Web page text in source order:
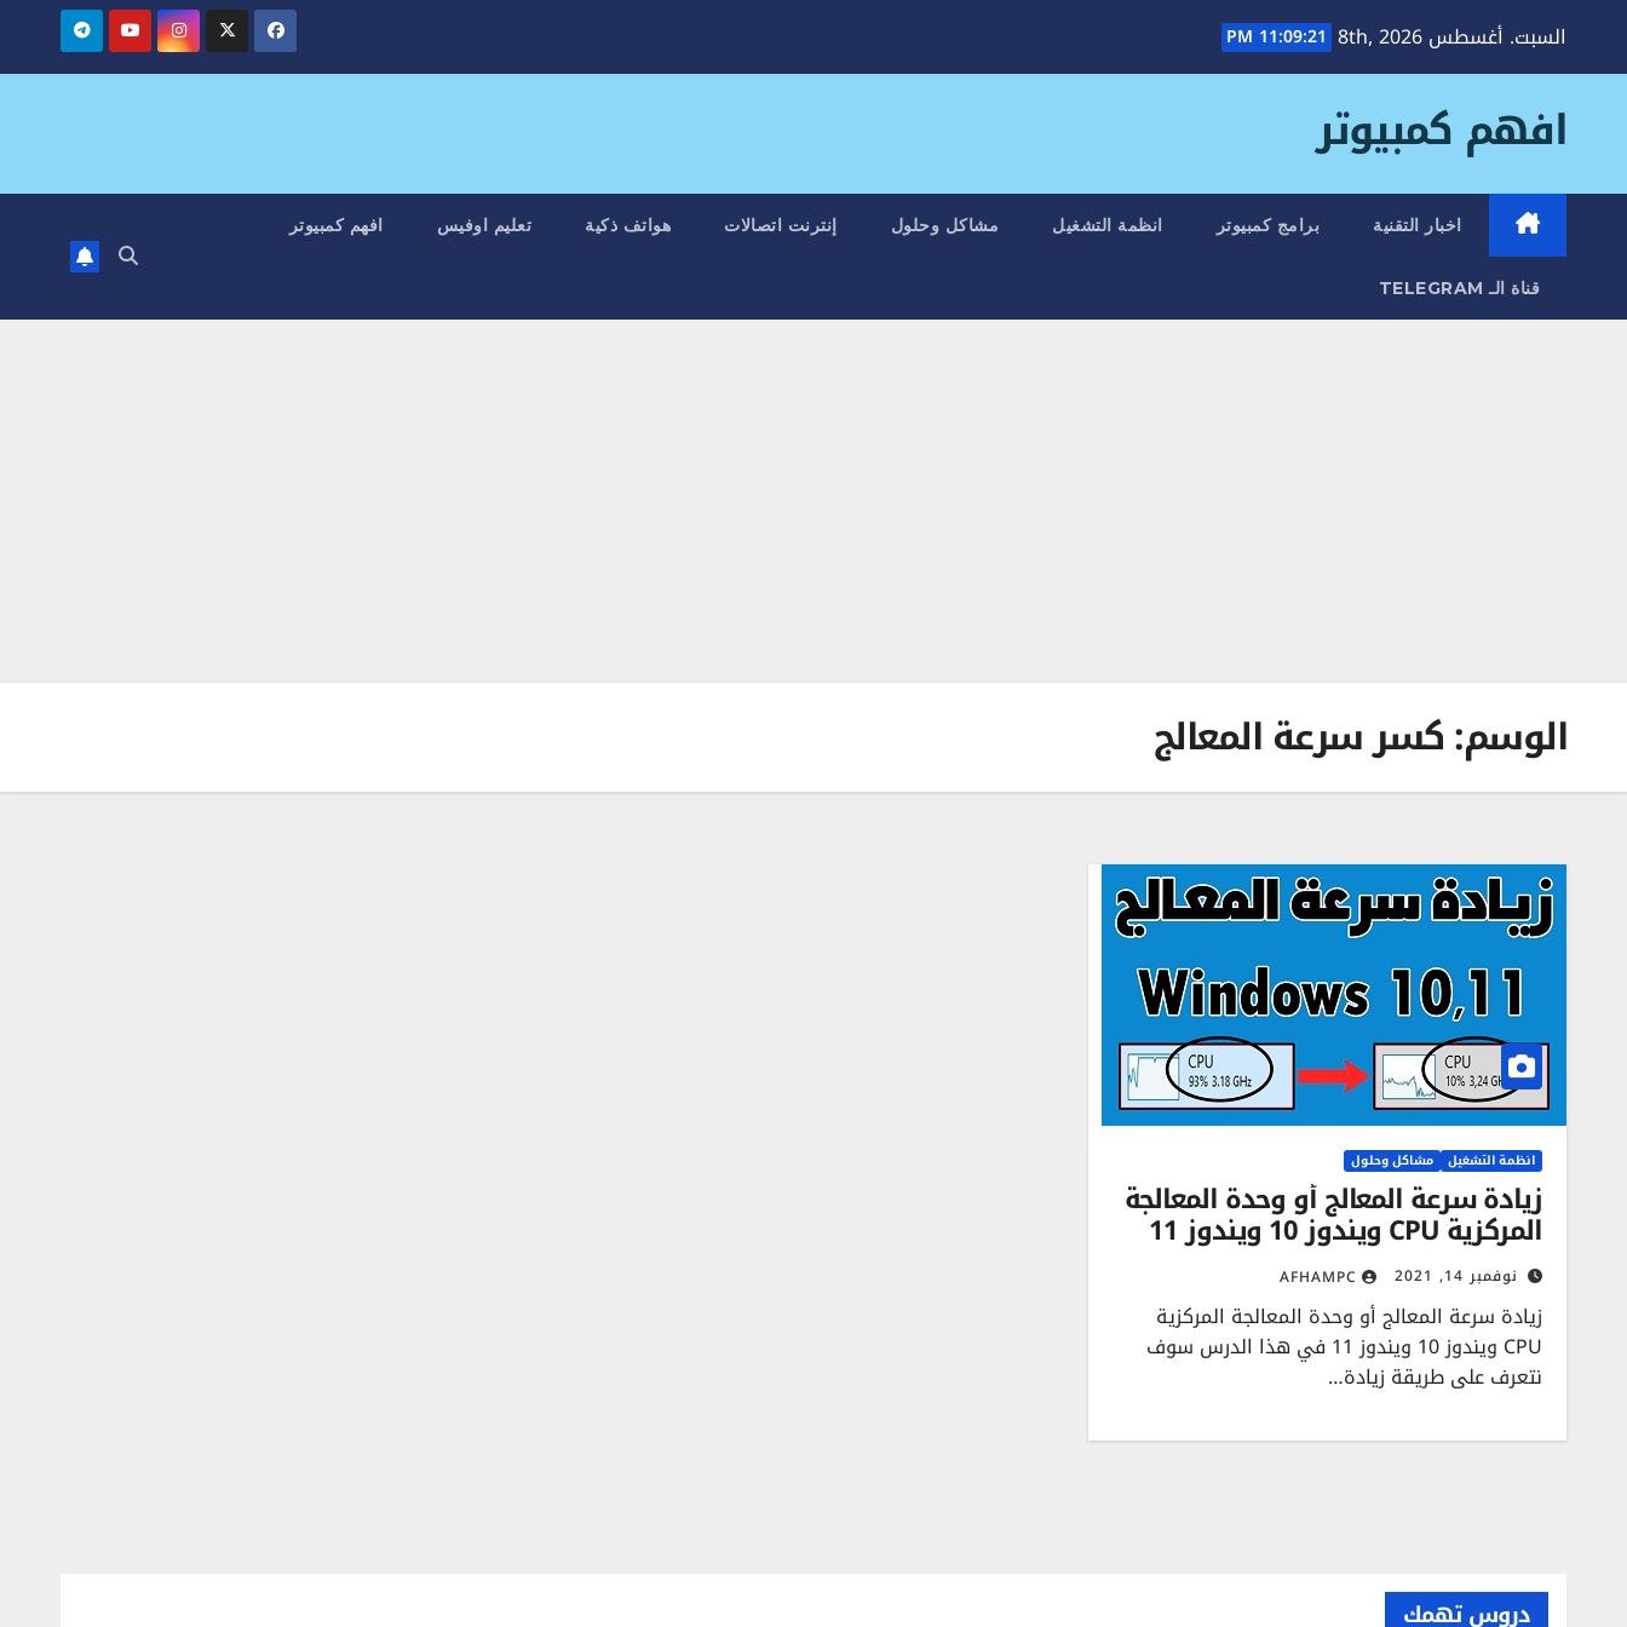
السبت. أغسطس 8th, 2026 11:09:22 PM
افهم كمبيوتر
اخبار التقنية برامج كمبيوتر انظمة التشغيل مشاكل وحلول إنترنت اتصالات هواتف ذكية تعليم اوفيس افهم كمبيوتر
قناة الـ TELEGRAM
الوسم:كسر سرعة المعالج
انظمة التشغيل مشاكل وحلول
زيادة سرعة المعالج أو وحدة المعالجة
المركزية CPU ويندوز 10 ويندوز 11
نوفمبر 14, 2021 AFHAMPC
زيادة سرعة المعالج أو وحدة المعالجة المركزية
CPU ويندوز 10 ويندوز 11 في هذا الدرس سوف
نتعرف على طريقة زيادة…
دروس تهمك